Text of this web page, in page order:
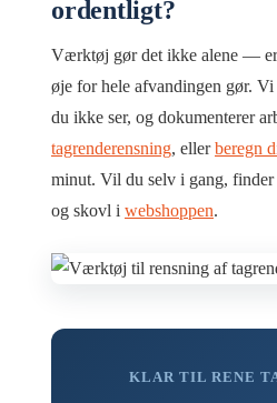
ordentligt?
Værktøj gør det ikke alene —
øje for hele afvandingen gør. Vi
du ikke ser, og dokumenterer
tagrenderensning, ellerberegn
minut. Vil du selv i gang, finder
og skovl i webshoppen.
KLAR TIL RENE